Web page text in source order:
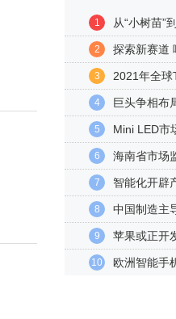
1 从“小树苗”
2 探索新赛道
3 2021年全球
4 巨头争相布
5 Mini LED市
6 海南省市场
7 智能化开辟
8 中国制造主
9 苹果或正开
10 欧洲智能手